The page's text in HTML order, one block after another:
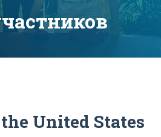
United States